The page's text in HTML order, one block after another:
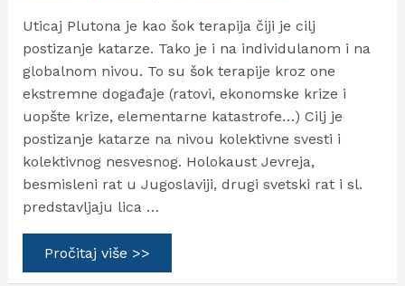
Uticaj Plutona je kao šok terapija čiji je cilj
postizanje katarze. Tako je i na individulanom i na
globalnom nivou. To su šok terapije kroz one
ekstremne događaje (ratovi, ekonomske krize i
uopšte krize, elementarne katastrofe…) Cilj je
postizanje katarze na nivou kolektivne svesti i
kolektivnog nesvesnog. Holokaust Jevreja,
besmisleni rat u Jugoslaviji, drugi svetski rat i sl.
predstavljaju lica …
Pluton
i
kolektivna
Pročitaj više >>